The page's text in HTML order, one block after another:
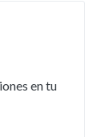
en tu